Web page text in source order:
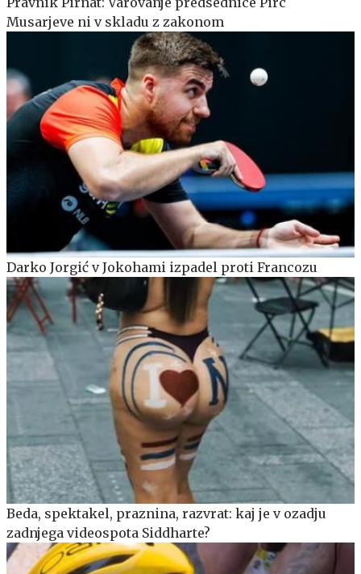
Musarjeve ni v skladu z zakonom
Darko Jorgić v Jokohami izpadel proti Francozu
Beda, spektakel, praznina, razvrat: kaj je v ozadju
zadnjega videospota Siddharte?